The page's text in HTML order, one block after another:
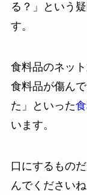
る？」という
す。
食料品のネッ
食料品が傷ん
た」といった
います。
口にするもの
んでくださいね